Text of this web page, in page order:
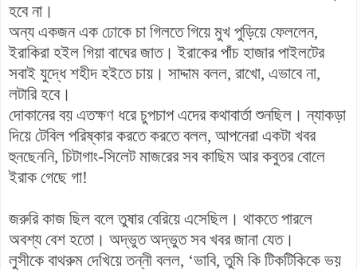
হবে না।
অন্য একজন এক ঢোকে চা গিলতে গিয়ে মুখ পুড়িয়ে ফেললেন,
ইরাকিরা হইল গিয়া বাঘের জাত। ইরাকের পাঁচ হাজার পাইলটের
সবাই যুদ্ধে শহীদ হইতে চায়। সাদ্দাম বলল, রাখো, এভাবে না,
লটারি হবে।
দোকানের বয় এতক্ষণ ধরে চুপচাপ এদের কথাবার্তা শুনছিল। ন্যাকড়া
দিয়ে টেবিল পরিষ্কার করতে করতে বলল, আপনেরা একটা খবর
হুনছেননি, চিটাগাং-সিলেট মাজরের সব কাছিম আর কবুতর বোলে
ইরাক গেছে গা!
জরুরি কাজ ছিল বলে তুষার বেরিয়ে এসেছিল। থাকতে পারলে
অবশ্য বেশ হতো। অদ্ভুত অদ্ভুত সব খবর জানা যেত।
লুসীকে বাথরুম দেখিয়ে তন্নী বলল, ‘ভাবি, তুমি কি টিকটিকিকে ভয়